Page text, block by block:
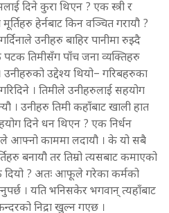
दिने कुरा थिएन ? एक स्त्री र
हेर्नबाट किन वञ्चित गरायौ ?
उनीहरु बाहिर पानीमा रुझ्दै
तिमीसँग पाँच जना व्यक्तिहरु
उद्देश्य थियो– गरिबहरुका
। तिमीले उनीहरुलाई सहयोग
। उनीहरु तिमी कहाँबाट खाली हात
दिने धन थिएन ? एक निर्धन
आफ्नो काममा लदायौ । के यो सबै
बनायौ तर तिम्रो त्यसबाट कमाएको
? अतः आफूले गरेका कर्मको
। यति भनिसकेर भगवान् त्यहाँबाट
निद्रा खुल्न गएछ ।